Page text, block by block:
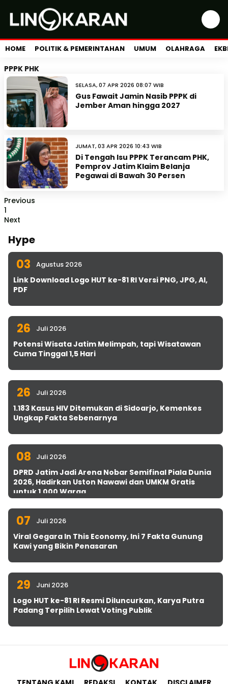
HOME POLITIK & PEMERINTAHAN UMUM OLAHRAGA
PPPK PHK
SELASA, 07 APR 2026 08:07 WIB
Gus Fawait Jamin Nasib PPPK di
Jember Aman hingga 2027
JUMAT, 03 APR 2026 10:43 WIB
Di Tengah Isu PPPK Terancam PHK,
Pemprov Jatim Klaim Belanja
Pegawai di Bawah 30 Persen
Previous
1
Next
Hype
03 Agustus 2026
Link Download Logo HUT ke-81 RI Versi PNG, JPG, AI,
PDF
26 Juli 2026
Potensi Wisata Jatim Melimpah, tapi Wisatawan
Cuma Tinggal 1,5 Hari
26 Juli 2026
1.183 Kasus HIV Ditemukan di Sidoarjo, Kemenkes
Ungkap Fakta Sebenarnya
08 Juli 2026
DPRD Jatim Jadi Arena Nobar Semifinal Piala Dunia
2026, Hadirkan Uston Nawawi dan UMKM Gratis
untuk 1.000 Warga
07 Juli 2026
Viral Gegara In This Economy, Ini 7 Fakta Gunung
Kawi yang Bikin Penasaran
29 Juni 2026
Logo HUT ke-81 RI Resmi Diluncurkan, Karya Putra
Padang Terpilih Lewat Voting Publik